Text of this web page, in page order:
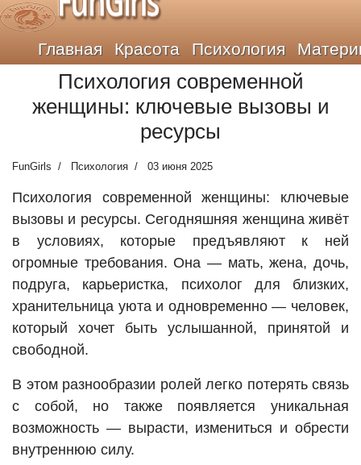
Главная Красота Психология
Психология современной
женщины: ключевые вызовы и
ресурсы
FunGirls Психология 03 июня 2025
Психология современной женщины: ключевые
вызовы и ресурсы. Сегодняшняя женщина живёт
в условиях, которые предъявляют к ней
огромные требования. Она — мать, жена, дочь,
подруга, карьеристка, психолог для близких,
хранительница уюта и одновременно — человек,
который хочет быть услышанной, принятой и
свободной.
В этом разнообразии ролей легко потерять связь
с собой, но также появляется уникальная
возможность — вырасти, измениться и обрести
внутреннюю силу.